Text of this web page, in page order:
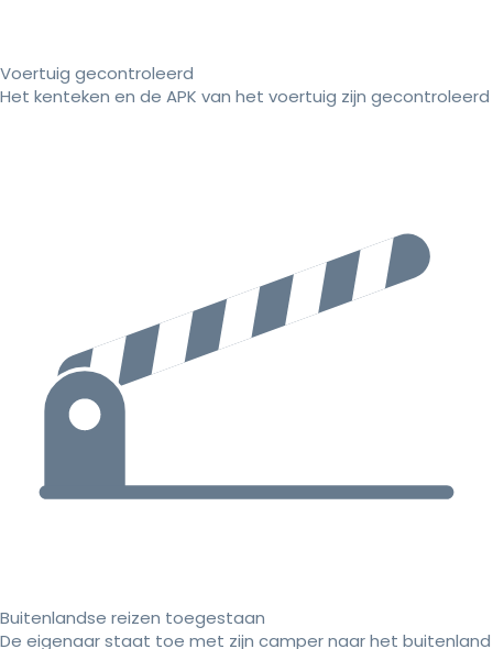
Voertuig gecontroleerd
Het kenteken en de APK van het voertuig zijn gecontroleerd
Buitenlandse reizen toegestaan
De eigenaar staat toe met zijn camper naar het buitenland